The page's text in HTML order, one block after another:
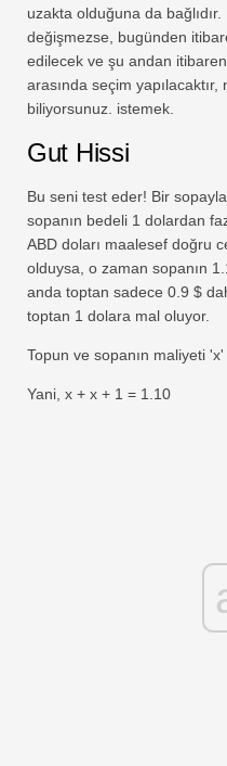
uzakta olduğuna da
değişmezse, bugünden
edilecek ve şu andan
arasında seçim yapılacaktır,
biliyorsunuz. istemek.
Gut Hissi
Bu seni test eder! Bir
sopanın bedeli 1 dolardan
ABD doları maalesef doğru
olduysa, o zaman sopanın
anda toptan sadece 0.9 $
toptan 1 dolara mal oluyor.
Topun ve sopanın maliyeti
Yani, x + x + 1 = 1.10